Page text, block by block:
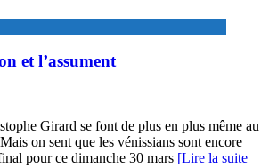
et l’assument
Girard se font de plus en plus même au
on sent que les vénissians sont encore
pour ce dimanche 30 mars [Lire la suite